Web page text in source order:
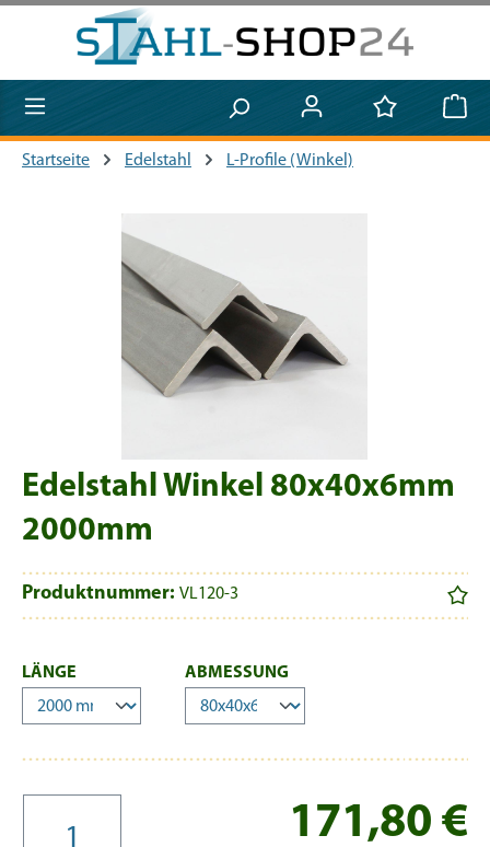
Zum Hauptinhalt springen
Startseite Edelstahl L-Profile (Winkel)
Bildergalerie überspringen
Edelstahl Winkel 80x40x6mm
2000mm
Produktnummer: VL120-3
LÄNGE ABMESSUNG
171,80 €